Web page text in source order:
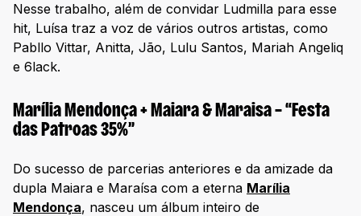
Nesse trabalho, além de convidar Ludmilla para esse
hit, Luísa traz a voz de vários outros artistas, como
Pabllo Vittar, Anitta, Jão, Lulu Santos, Mariah Angeliq
e 6lack.
Marília Mendonça + Maiara & Maraisa – “Festa
das Patroas 35%”
Do sucesso de parcerias anteriores e da amizade da
dupla Maiara e Maraísa com a eterna Marília
Mendonça, nasceu um álbum inteiro de